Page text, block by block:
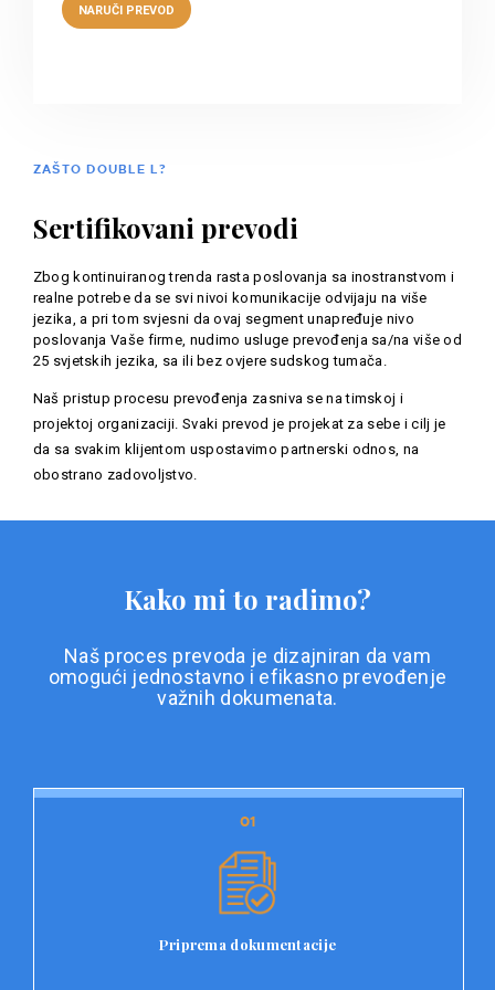
ZAŠTO DOUBLE L?
Sertifikovani prevodi
Zbog kontinuiranog trenda rasta poslovanja sa inostranstvom i
realne potrebe da se svi nivoi komunikacije odvijaju na više
jezika, a pri tom svjesni da ovaj segment unapređuje nivo
poslovanja Vaše firme, nudimo usluge prevođenja sa/na više od
25 svjetskih jezika, sa ili bez ovjere sudskog tumača.
Naš pristup procesu prevođenja zasniva se na timskoj i
projektoj organizaciji. Svaki prevod je projekat za sebe i cilj je
da sa svakim klijentom uspostavimo partnerski odnos, na
obostrano zadovoljstvo.
Kako mi to radimo?
Naš proces prevoda je dizajniran da vam
omogući jednostavno i efikasno prevođenje
važnih dokumenata.
01
Priprema dokumentacije
01
Prvi korak u našem procesu prevoda je priprema
dokumentacije. Korisnici jednostavno učitavaju svoje
dokumenta, kao i specifične zahtjeve za prevod.